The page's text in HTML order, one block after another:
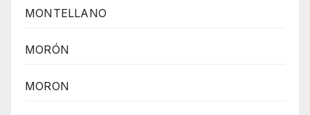
MONTELLANO
MORÓN
MORON